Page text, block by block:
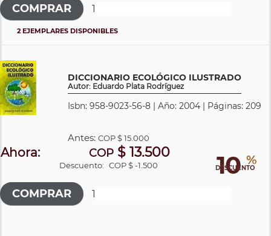
2 EJEMPLARES DISPONIBLES
DICCIONARIO ECOLÓGICO ILUSTRADO
Autor: Eduardo Plata Rodríguez
Isbn: 958-9023-56-8 | Año: 2004 | Páginas: 209
10 %
DESCUENTO
Antes: COP$ 15.000
Ahora: COP $ 13.500
Descuento: COP $ -1.500